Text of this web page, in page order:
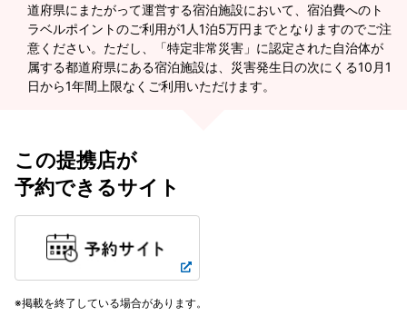
道府県にまたがって運営する宿泊施設において、宿泊費へのト
ラベルポイントのご利用が1人1泊5万円までとなりますのでご注
意ください。ただし、「特定非常災害」に認定された自治体が
属する都道府県にある宿泊施設は、災害発生日の次にくる10月1
日から1年間上限なくご利用いただけます。
この提携店が
予約できるサイト
掲載を終了している場合があります。